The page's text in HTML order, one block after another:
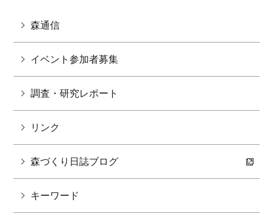
森通信
イベント参加者募集
調査・研究レポート
リンク
森づくり日誌ブログ
キーワード